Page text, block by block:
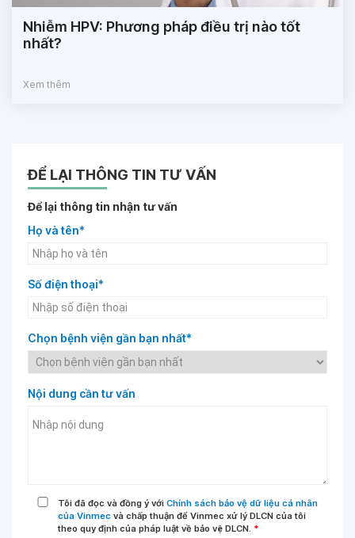
Nhiễm HPV: Phương pháp điều trị nào tốt
nhất?
Xem thêm
ĐỂ LẠI THÔNG TIN TƯ VẤN
Để lại thông tin nhận tư vấn
Họ và tên*
Số điện thoại*
Chọn bệnh viện gần bạn nhất*
Nội dung cần tư vấn
Tôi đã đọc và đồng ý với Chính sách bảo vệ dữ liệu cá nhân
của Vinmec và chấp thuận để Vinmec xử lý DLCN của tôi
theo quy định của pháp luật về bảo vệ DLCN. *